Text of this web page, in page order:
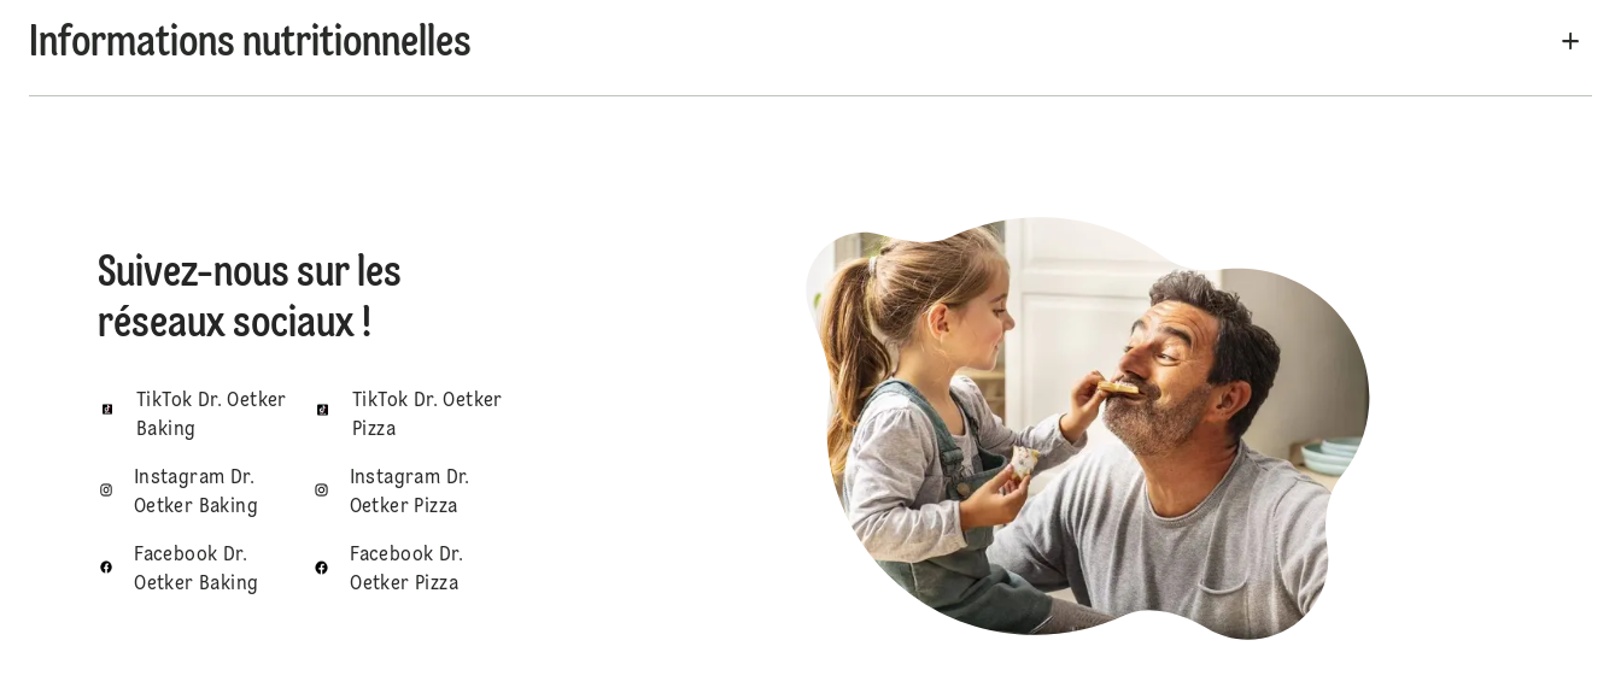
Informations nutritionnelles
Suivez-nous sur les
réseaux sociaux !
TikTok Dr. Oetker
Baking
TikTok Dr. Oetker
Pizza
Instagram Dr.
Oetker Baking
Instagram Dr.
Oetker Pizza
Facebook Dr.
Oetker Baking
Facebook Dr.
Oetker Pizza